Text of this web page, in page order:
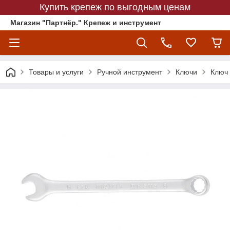
Купить крепеж по выгодным ценам
Магазин "Партнёр." Крепеж и инструмент
Товары и услуги Ручной инструмент Ключи Ключ